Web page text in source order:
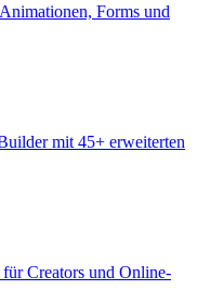
Forms und
mit 45+ erweiterten
Creators und Online-